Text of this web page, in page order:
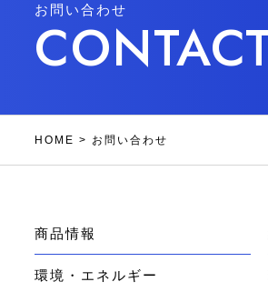
お問い合わせ
HOME > お問い合わせ
商品情報
環境・エネルギー